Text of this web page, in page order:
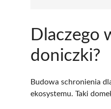
Dlaczego
doniczki?
Budowa schronienia
ekosystemu. Taki